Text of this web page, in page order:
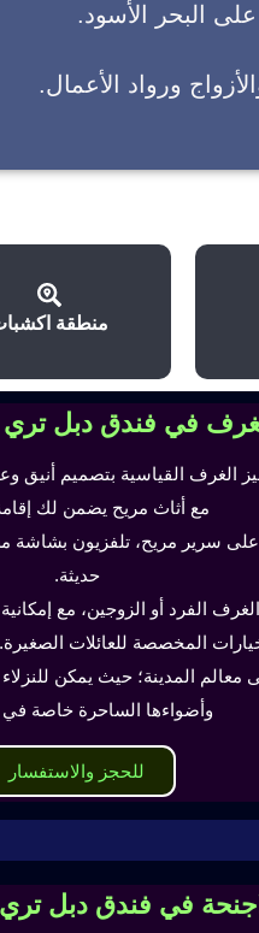
على البحر الأسود.
ورواد الأعمال.
منطقة
في فندق دبل
الغرف القياسية بتصميم أنيق
مع أثاث مريح يضمن لك
سرير مريح، تلفزيون
حديثة.
المخصصة للعائلات الصغيرة.
معالم المدينة؛ حيث يمكن
وأضواءها الساحرة خاصة في
للحجز والاستفسار
في فندق دبل